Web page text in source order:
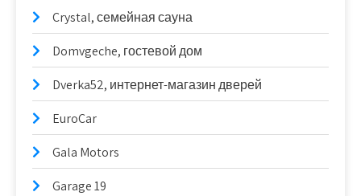
Crystal, семейная сауна
Domvgeche, гостевой дом
Dverka52, интернет-магазин дверей
EuroCar
Gala Motors
Garage 19